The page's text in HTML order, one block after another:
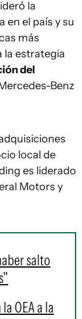
la
en el país y su
más
la estrategia
del
Benz
local de
es liderado
Motors y
salto
OEA a la